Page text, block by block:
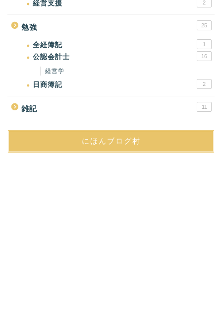
経営支援 2
勉強 25
全経簿記 1
公認会計士 16
経営学
日商簿記 2
雑記 11
にほんブログ村